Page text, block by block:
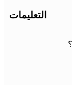
التعليمات